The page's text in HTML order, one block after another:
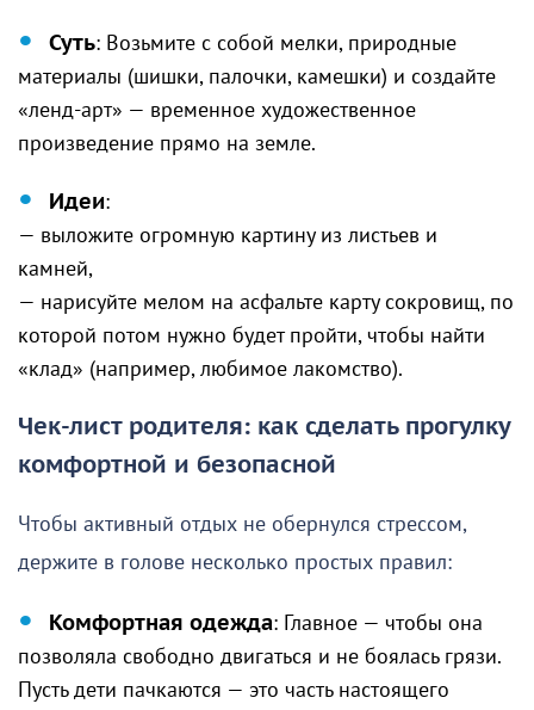
Суть: Возьмите с собой мелки, природные
материалы (шишки, палочки, камешки) и создайте
«ленд-арт» — временное художественное
произведение прямо на земле.
Идеи:
— выложите огромную картину из листьев и
камней,
— нарисуйте мелом на асфальте карту сокровищ, по
которой потом нужно будет пройти, чтобы найти
«клад» (например, любимое лакомство).
Чек-лист родителя: как сделать прогулку
комфортной и безопасной
Чтобы активный отдых не обернулся стрессом,
держите в голове несколько простых правил:
Комфортная одежда: Главное — чтобы она
позволяла свободно двигаться и не боялась грязи.
Пусть дети пачкаются — это часть настоящего